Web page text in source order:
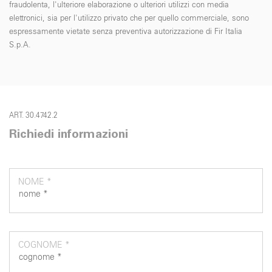
fraudolenta, l'ulteriore elaborazione o ulteriori utilizzi con media
elettronici, sia per l'utilizzo privato che per quello commerciale, sono
espressamente vietate senza preventiva autorizzazione di Fir Italia
S.p.A.
ART. 30.4742.2
Richiedi informazioni
NOME *
COGNOME *